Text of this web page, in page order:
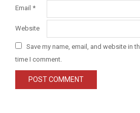
Email *
Website
Save my name, email, and website in
time I comment.